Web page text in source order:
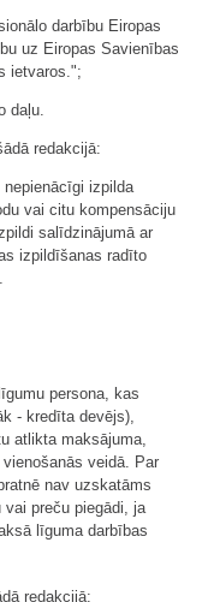
darbību Eiropas
uz Eiropas Savienības
ietvaros.";
daļu.
redakcijā:
izpilda
vai citu kompensāciju
salīdzinājumā ar
izpildīšanas radīto
persona, kas
- kredīta devējs),
atlikta maksājuma,
veidā. Par
nav uzskatāms
vai preču piegādi, ja
līguma darbības
redakcijā: